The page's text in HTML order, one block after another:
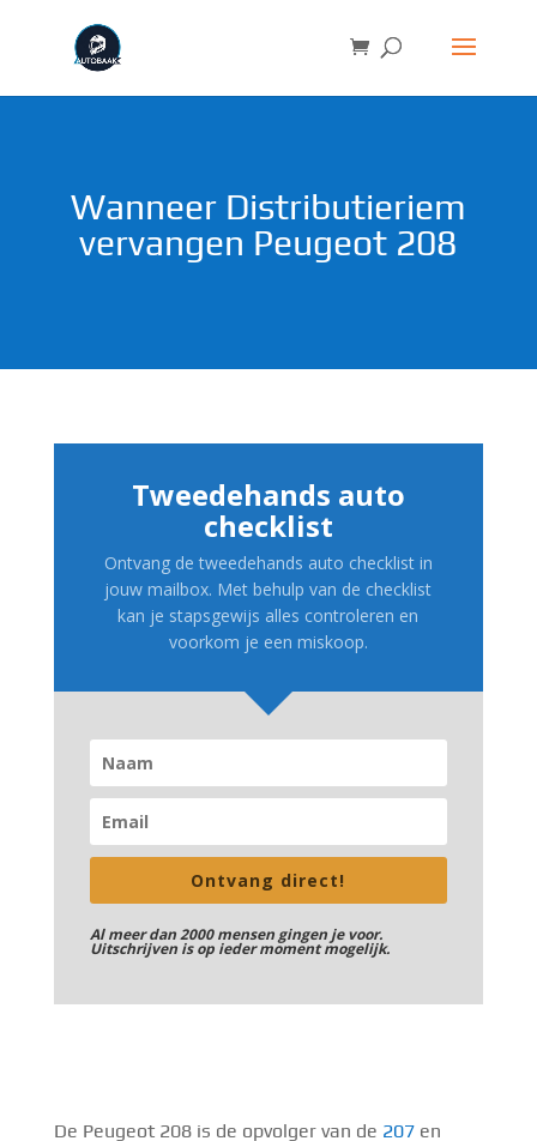
Wanneer Distributieriem
vervangen Peugeot 208
Tweedehands auto
checklist
Ontvang de tweedehands auto checklist in
jouw mailbox. Met behulp van de checklist
kan je stapsgewijs alles controleren en
voorkom je een miskoop.
Ontvang direct!
Al meer dan 2000 mensen gingen je voor.
Uitschrijven is op ieder moment mogelijk.
De Peugeot 208 is de opvolger van de 207en